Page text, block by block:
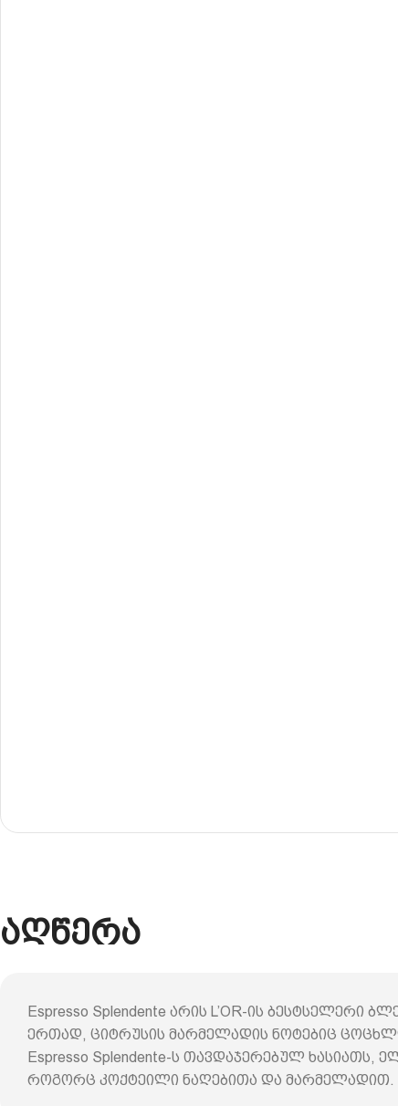
აღწერა
Espresso Splendente არის L’OR-ის
ერთად, ციტრუსის მარმელადის ნოტებიც
Espresso Splendente-ს თავდაჯერებულ ხასიათს,
როგორც კოქტეილი ნაღებითა და მარმელადით.